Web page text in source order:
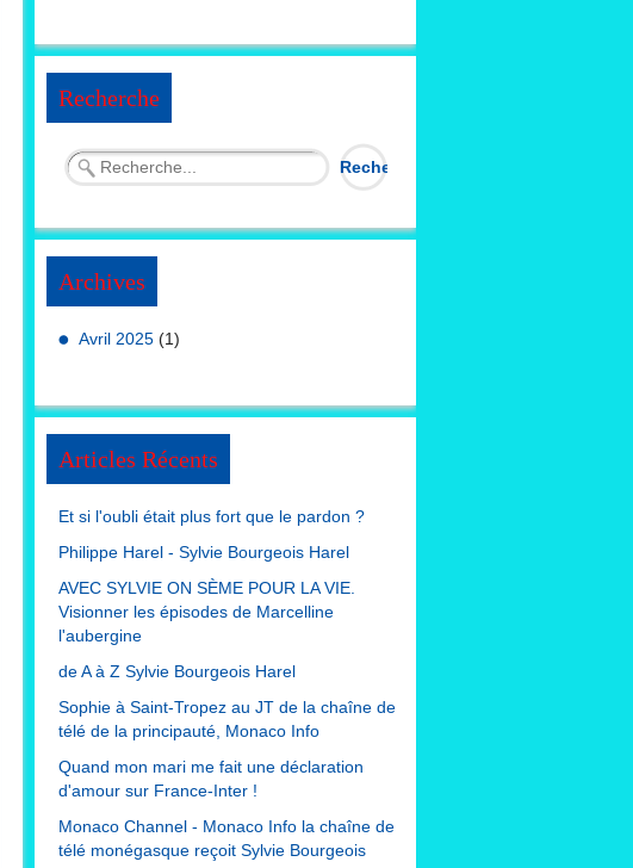
Recherche
Archives
Avril 2025 (1)
Articles Récents
Et si l'oubli était plus fort que le pardon ?
Philippe Harel - Sylvie Bourgeois Harel
AVEC SYLVIE ON SÈME POUR LA VIE.
Visionner les épisodes de Marcelline
l'aubergine
de A à Z Sylvie Bourgeois Harel
Sophie à Saint-Tropez au JT de la chaîne de
télé de la principauté, Monaco Info
Quand mon mari me fait une déclaration
d'amour sur France-Inter !
Monaco Channel - Monaco Info la chaîne de
télé monégasque reçoit Sylvie Bourgeois